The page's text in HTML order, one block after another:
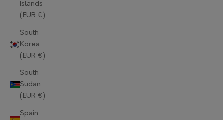
Islands
(EUR €)
South
Korea
(EUR €)
South
Sudan
(EUR €)
Spain
Mali (EUR €)
Martinique (EUR €)
Mauritius (EUR €)